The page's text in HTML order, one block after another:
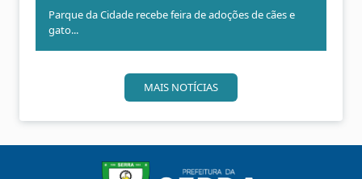
Parque da Cidade recebe feira de adoções de cães e
gato...
MAIS NOTÍCIAS